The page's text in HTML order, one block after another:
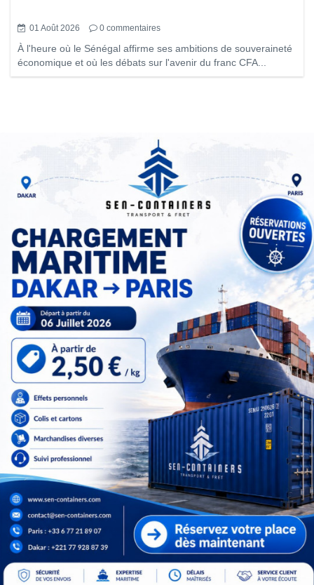
01 Août 2026 0 commentaires
À l'heure où le Sénégal affirme ses ambitions de souveraineté
économique et où les débats sur l'avenir du franc CFA...